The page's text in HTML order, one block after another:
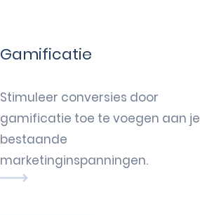
Gamificatie
Stimuleer conversies door
gamificatie toe te voegen aan je
bestaande
marketinginspanningen.